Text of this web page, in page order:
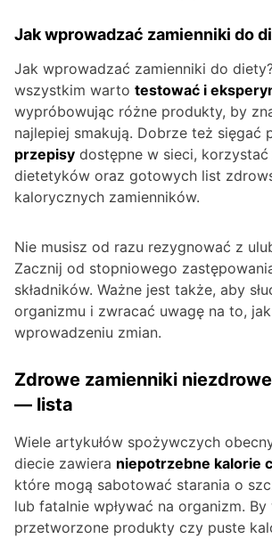
Jak wprowadzać zamienniki do
Jak wprowadzać zamienniki do
wszystkim warto testować i
wypróbowując różne produkty, by
najlepiej smakują. Dobrze też sięgać
przepisy dostępne w sieci,
dietetyków oraz gotowych list
kalorycznych zamienników.
Nie musisz od razu rezygnować z
Zacznij od stopniowego
składników. Ważne jest także, aby
organizmu i zwracać uwagę na to,
wprowadzeniu zmian.
Zdrowe zamienniki
— lista
Wiele artykułów spożywczych
diecie zawiera niepotrzebne kalorie
które mogą sabotować starania o
lub fatalnie wpływać na organizm.
przetworzone produkty czy puste